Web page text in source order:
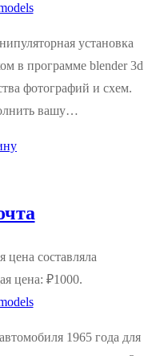
установка
в программе blender 3d
фотографий и схем.
вашу…
цена составляла
цена: ₽1000.
1965 года для